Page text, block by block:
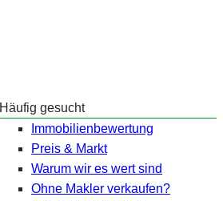
Häufig gesucht
Immobilienbewertung
Preis & Markt
Warum wir es wert sind
Ohne Makler verkaufen?